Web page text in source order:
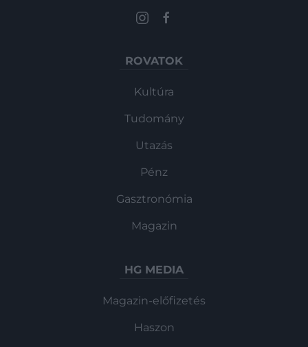
ROVATOK
Kultúra
Tudomány
Utazás
Pénz
Gasztronómia
Magazin
HG MEDIA
Magazin-előfizetés
Haszon